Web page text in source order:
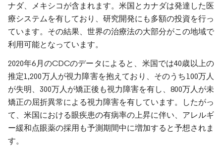
ナダ、メキシコが含まれます。米国とカナダは発達した医
療システムを有しており、研究開発にも多額の投資を行っ
ています。その結果、世界の治療法の大部分がこの地域で
利用可能となっています。
2020年6月のCDCのデータによると、米国では40歳以上の
推定1,200万人が視力障害を抱えており、そのうち100万人
が失明、300万人が矯正後も視力障害を有し、800万人が未
矯正の屈折異常による視力障害を有しています。したがっ
て、米国における眼疾患の有病率の上昇に伴い、アレルギ
ー緩和点眼薬の採用も予測期間中に増加すると予想されま
す。